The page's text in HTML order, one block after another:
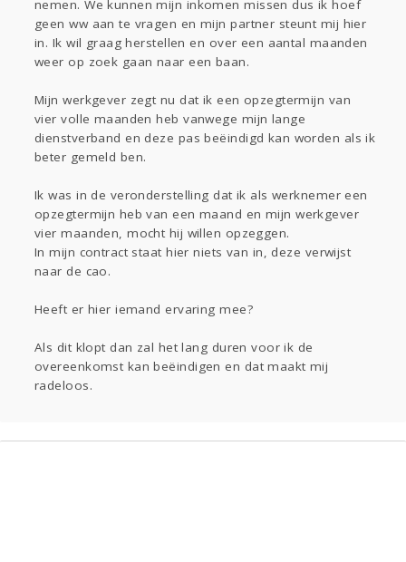
nemen. We kunnen mijn inkomen missen dus ik hoef
geen ww aan te vragen en mijn partner steunt mij hier
in. Ik wil graag herstellen en over een aantal maanden
weer op zoek gaan naar een baan.
Mijn werkgever zegt nu dat ik een opzegtermijn van
vier volle maanden heb vanwege mijn lange
dienstverband en deze pas beëindigd kan worden als ik
beter gemeld ben.
Ik was in de veronderstelling dat ik als werknemer een
opzegtermijn heb van een maand en mijn werkgever
vier maanden, mocht hij willen opzeggen.
In mijn contract staat hier niets van in, deze verwijst
naar de cao.
Heeft er hier iemand ervaring mee?
Als dit klopt dan zal het lang duren voor ik de
overeenkomst kan beëindigen en dat maakt mij
radeloos.